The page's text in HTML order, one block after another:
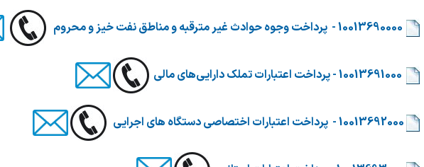
​ 10013690000 - پرداخت وجوه حوادث غیر مترقبه و مناطق نفت خیز و محروم
​ 10013691000 - پرداخت اعتبارات تملک دارایی‌های مالی
​ 10013692000 - پرداخت اعتبارات اختصاصی دستگاه های اجرایی